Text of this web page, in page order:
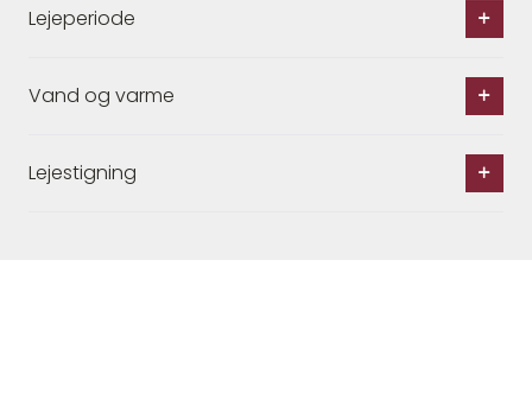
Lejeperiode
Vand og varme
Lejestigning